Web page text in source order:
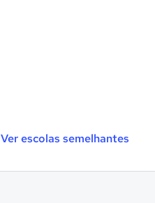
Ver escolas semelhantes